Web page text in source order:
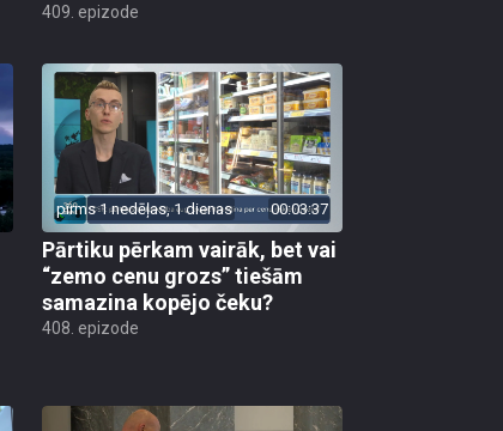
409. epizode
pirms 1 nedēļas, 1 dienas 00:03:37
Pārtiku pērkam vairāk, bet vai
“zemo cenu grozs” tiešām
samazina kopējo čeku?
408. epizode